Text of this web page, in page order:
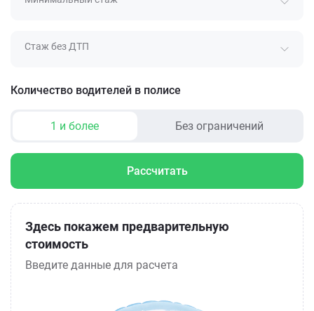
Стаж без ДТП
Количество водителей в полисе
1 и более Без ограничений
Рассчитать
Здесь покажем предварительную
стоимость
Введите данные для расчета